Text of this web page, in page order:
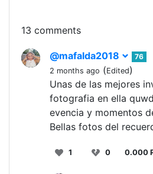
13 comments
@mafalda2018
76
2 months ago (Edited)
Unas de las mejores
fotografia en ella
evencia y momentos
Bellas fotos del
1 0 0.000